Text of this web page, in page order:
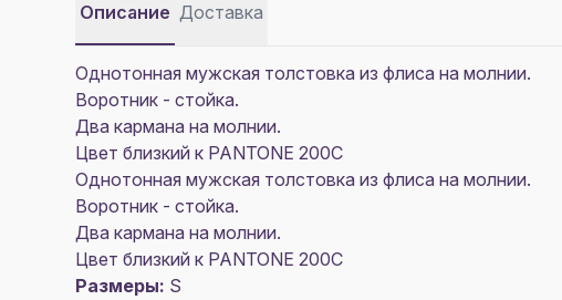
Описание Доставка
Однотонная мужская толстовка из флиса на молнии.
Воротник - стойка.
Два кармана на молнии.
Цвет близкий к PANTONE 200С
Однотонная мужская толстовка из флиса на молнии.
Воротник - стойка.
Два кармана на молнии.
Цвет близкий к PANTONE 200С
Размеры: S